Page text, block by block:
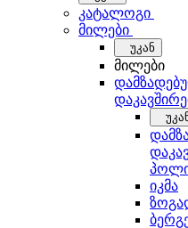
კატალოგი
მილები
უკან
მილები
იკმა